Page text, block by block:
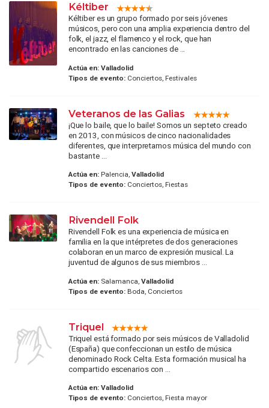
Kéltiber
Kéltiber es un grupo formado por seis jóvenes
músicos, pero con una amplia experiencia dentro del
folk, el jazz, el flamenco y el rock, que han
encontrado en las canciones de ...
Actúa en: Valladolid
Tipos de evento:Conciertos, Festivales
Veteranos de las Galias
¡Que lo baile, que lo baile! Somos un septeto creado
en 2013, con músicos de cinco nacionalidades
diferentes, que interpretamos música del mundo con
bastante ...
Actúa en:Palencia, Valladolid
Tipos de evento:Conciertos, Fiestas
Rivendell Folk
Rivendell Folk es una experiencia de música en
familia en la que intérpretes de dos generaciones
colaboran en un marco de expresión musical. La
juventud de algunos de sus miembros ...
Actúa en:Salamanca, Valladolid
Tipos de evento:Boda, Conciertos
Triquel
Triquel está formado por seis músicos de Valladolid
(España) que confeccionan un estilo de música
denominado Rock Celta. Esta formación musical ha
compartido escenarios con ...
Actúa en: Valladolid
Tipos de evento:Conciertos, Fiesta mayor